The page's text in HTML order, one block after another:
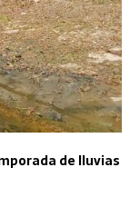
de lluvias